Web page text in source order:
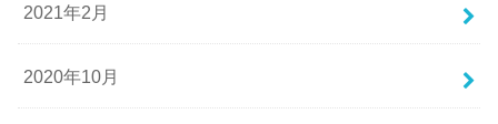
2021年2月
2020年10月